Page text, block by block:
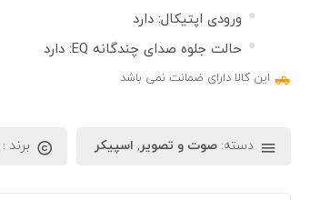
ورودی اپتیکال: دارد
حالت جلوه صدای چندگانه EQ: دارد
این کالا دارای ضمانت نمی باشد
دسته: صوت و تصویر, اسپیکر برند :